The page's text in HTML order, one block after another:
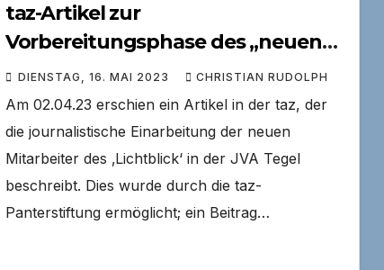
taz-Artikel zur
Vorbereitungsphase des „neuen“
Lichtblick
DIENSTAG, 16. MAI 2023 CHRISTIAN RUDOLPH
Am 02.04.23 erschien ein Artikel in der taz, der
die journalistische Einarbeitung der neuen
Mitarbeiter des ‚Lichtblick‘ in der JVA Tegel
beschreibt. Dies wurde durch die taz-
Panterstiftung ermöglicht; ein Beitrag…